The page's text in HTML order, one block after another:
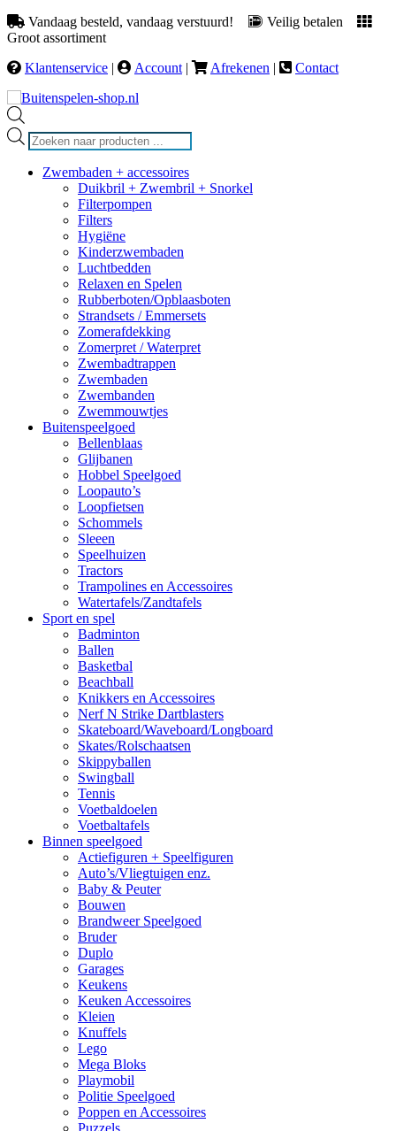
Vandaag besteld, vandaag verstuurd!
Veilig betalen
Groot assortiment
Klantenservice | Account | Afrekenen | Contact
Producten
zoeken
Zwembaden + accessoires
Duikbril + Zwembril + Snorkel
Filterpompen
Filters
Hygiëne
Kinderzwembaden
Luchtbedden
Relaxen en Spelen
Rubberboten/Opblaasboten
Strandsets / Emmersets
Zomerafdekking
Zomerpret / Waterpret
Zwembadtrappen
Zwembaden
Zwembanden
Zwemmouwtjes
Buitenspeelgoed
Bellenblaas
Glijbanen
Hobbel Speelgoed
Loopauto’s
Loopfietsen
Schommels
Sleeen
Speelhuizen
Tractors
Trampolines en Accessoires
Watertafels/Zandtafels
Sport en spel
Badminton
Ballen
Basketbal
Beachball
Knikkers en Accessoires
Nerf N Strike Dartblasters
Skateboard/Waveboard/Longboard
Skates/Rolschaatsen
Skippyballen
Swingball
Tennis
Voetbaldoelen
Voetbaltafels
Binnen speelgoed
Actiefiguren + Speelfiguren
Auto’s/Vliegtuigen enz.
Baby & Peuter
Bouwen
Brandweer Speelgoed
Bruder
Duplo
Garages
Keukens
Keuken Accessoires
Kleien
Knuffels
Lego
Mega Bloks
Playmobil
Politie Speelgoed
Poppen en Accessoires
Puzzels